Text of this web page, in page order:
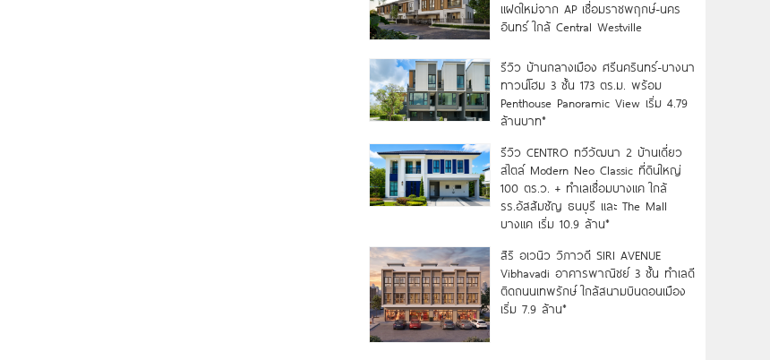
แฝดใหม่จาก AP เชื่อมราชพฤกษ์-นคร
อินทร์ ใกล้ Central Westville
รีวิว บ้านกลางเมือง ศรีนครินทร์-บางนา
ทาวน์โฮม 3 ชั้น 173 ตร.ม. พร้อม
Penthouse Panoramic View เริ่ม 4.79
ล้านบาท*
รีวิว CENTRO ทวีวัฒนา 2 บ้านเดี่ยว
สไตล์ Modern Neo Classic ที่ดินใหญ่
100 ตร.ว. + ทำเลเชื่อมบางแค ใกล้
รร.อัสสัมชัญ ธนบุรี และ The Mall
บางแค เริ่ม 10.9 ล้าน*
สิริ อเวนิว วิภาวดี SIRI AVENUE
Vibhavadi อาคารพาณิชย์ 3 ชั้น ทำเลดี
ติดถนนเทพรักษ์ ใกล้สนามบินดอนเมือง
เริ่ม 7.9 ล้าน*